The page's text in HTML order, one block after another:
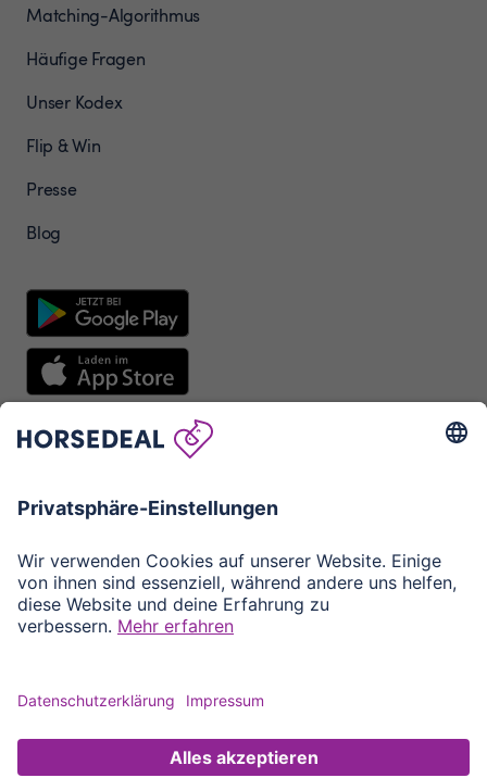
Matching-Algorithmus
Häufige Fragen
Unser Kodex
Flip & Win
Presse
Blog
DE EN FR IT
Impressum
Datenschutz
Cookie-Einstellungen
Erstellt mit